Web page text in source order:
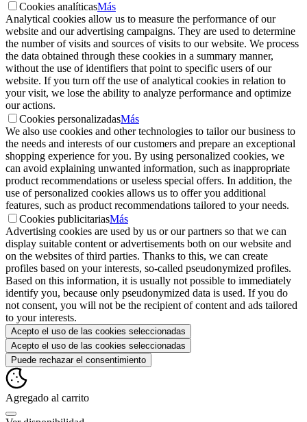
Cookies analíticasMás
Analytical cookies allow us to measure the performance of our
website and our advertising campaigns. They are used to determine
the number of visits and sources of visits to our website. We process
the data obtained through these cookies in a summary manner,
without the use of identifiers that point to specific users of our
website. If you turn off the use of analytical cookies in relation to
your visit, we lose the ability to analyze performance and optimize
our actions.
Cookies personalizadasMás
We also use cookies and other technologies to tailor our business to
the needs and interests of our customers and prepare an exceptional
shopping experience for you. By using personalized cookies, we
can avoid explaining unwanted information, such as inappropriate
product recommendations or useless special offers. In addition, the
use of personalized cookies allows us to offer you additional
features, such as product recommendations tailored to your needs.
Cookies publicitariasMás
Advertising cookies are used by us or our partners so that we can
display suitable content or advertisements both on our website and
on the websites of third parties. Thanks to this, we can create
profiles based on your interests, so-called pseudonymized profiles.
Based on this information, it is usually not possible to immediately
identify you, because only pseudonymized data is used. If you do
not consent, you will not be the recipient of content and ads tailored
to your interests.
Acepto el uso de las cookies seleccionadas
Acepto el uso de las cookies seleccionadas
Puede rechazar el consentimiento
Agregado al carrito